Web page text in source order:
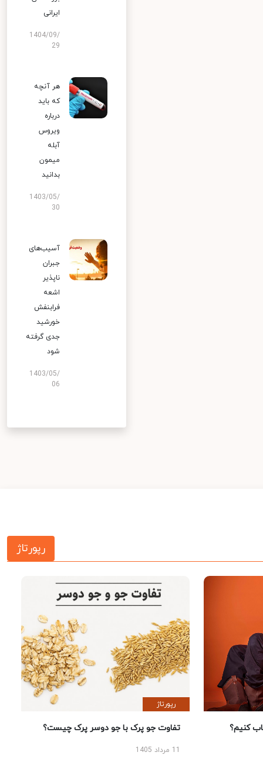
ایرانی
1404/09/
29
هر آنچه
که باید
درباره
ویروس
آبله
میمون
بدانید
1403/05/
30
آسیب‌های
جبران
ناپذیر
اشعه
فرابنفش
خورشید
جدی گرفته
شود
1403/05/
06
رپورتاژ
کنیم؟
رپورتاژ
تفاوت جو پرک با جو دوسر پرک چیست؟